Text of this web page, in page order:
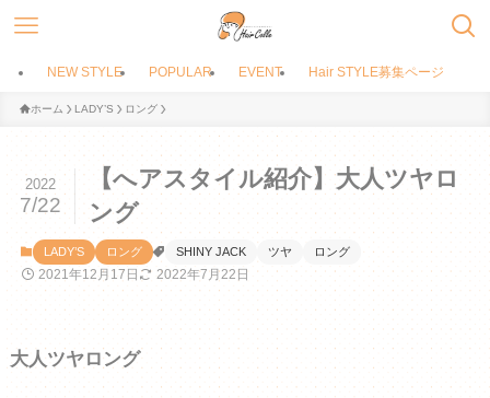
NEW STYLE POPULAR EVENT Hair STYLE募集ページ
ホーム LADY’S ロング
【へアスタイル紹介】大人ツヤロ
ング
2022
7/22
LADY’S ロング SHINY JACK ツヤ ロング
2021年12月17日 2022年7月22日
大人ツヤロング